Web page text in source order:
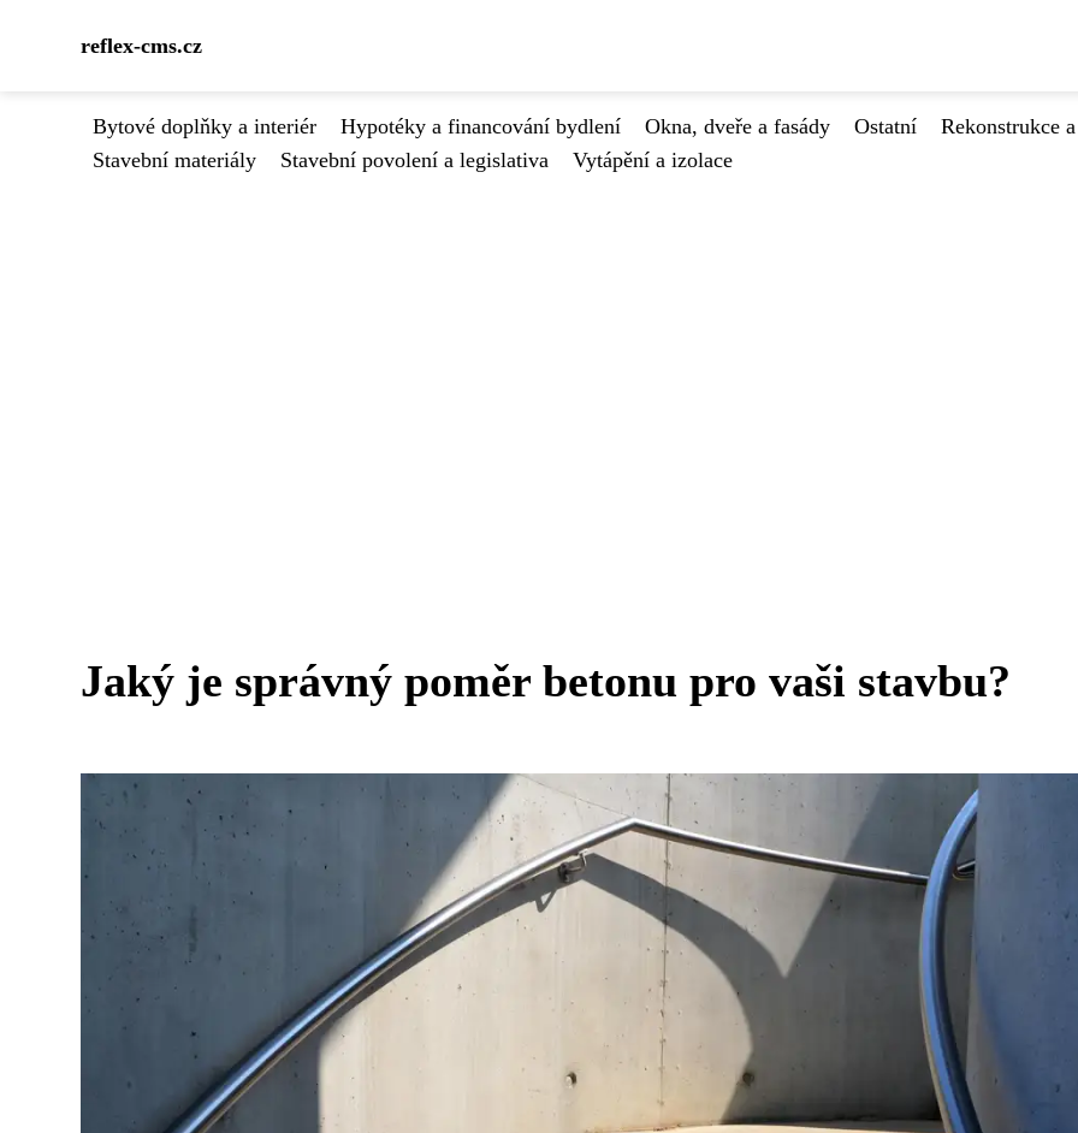
reflex-cms.cz
Bytové doplňky a interiér Hypotéky a financování bydlení Okna, dveře a fasády Ostatní Rekonstrukce
Stavební materiály
Stavební povolení a legislativa Vytápění a izolace
Jaký je správný poměr betonu pro vaši stavbu?